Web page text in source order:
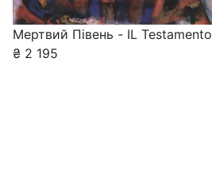
Мертвий Півень - IL Testamento
₴ 2 195